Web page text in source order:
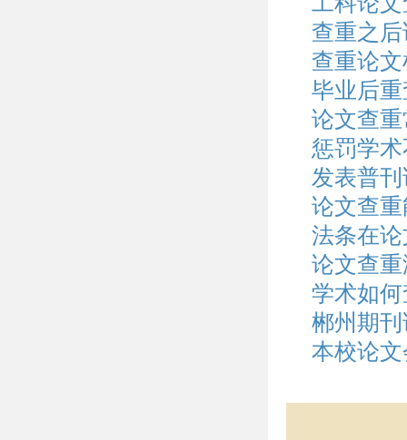
查重之
查重论
毕业后
论文查
惩罚学
发表普
论文查
法条在
论文查
学术如
郴州期
本校论